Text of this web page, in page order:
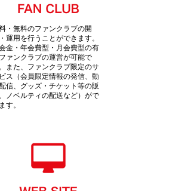
・無料のファンクラブの開
運用を行うことができます。
金・年会費型・月会費型の有
ァンクラブの運営が可能で
また、ファンクラブ限定のサ
ス（会員限定情報の発信、動
信、グッズ・チケット等の販
ノベルティの配送など）がで
す。